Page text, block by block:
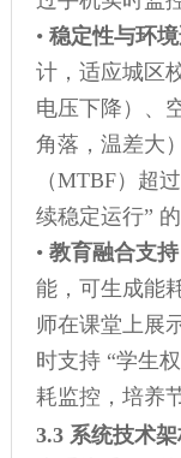
• 稳定性与环
计，适应城区
电压下降）、
角落，温差大
（MTBF）超
续稳定运行” 的
• 教育融合支持
能，可生成能
师在课堂上展
时支持 “学生
耗监控，培养
3.3 系统技术